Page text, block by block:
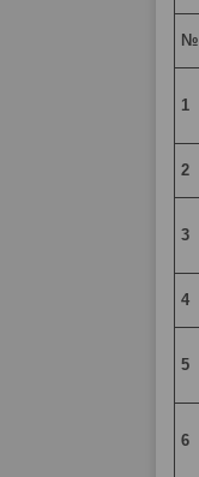
№
1
2
3
4
5
6